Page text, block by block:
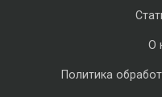
О
Политика